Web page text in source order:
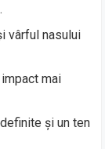
vârful nasului
mai
și un ten